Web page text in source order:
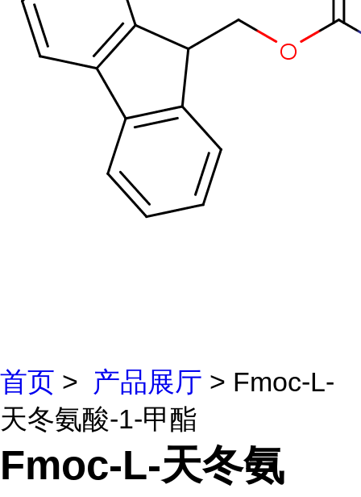
首页 > 产品展厅 > Fmoc-L-
天冬氨酸-1-甲酯
Fmoc-L-天冬氨